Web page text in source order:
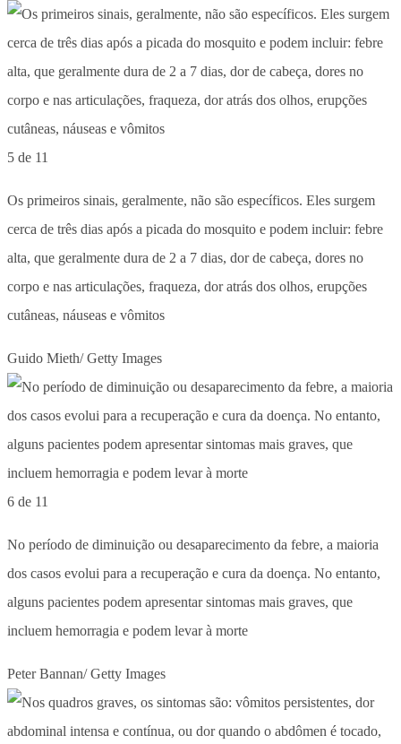
5 de 11
Os primeiros sinais, geralmente, não são específicos. Eles surgem
cerca de três dias após a picada do mosquito e podem incluir: febre
alta, que geralmente dura de 2 a 7 dias, dor de cabeça, dores no
corpo e nas articulações, fraqueza, dor atrás dos olhos, erupções
cutâneas, náuseas e vômitos
Guido Mieth/ Getty Images
6 de 11
No período de diminuição ou desaparecimento da febre, a maioria
dos casos evolui para a recuperação e cura da doença. No entanto,
alguns pacientes podem apresentar sintomas mais graves, que
incluem hemorragia e podem levar à morte
Peter Bannan/ Getty Images